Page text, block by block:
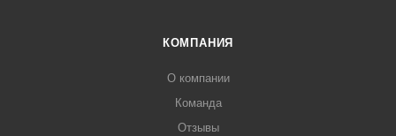
КОМПАНИЯ
О компании
Команда
Отзывы